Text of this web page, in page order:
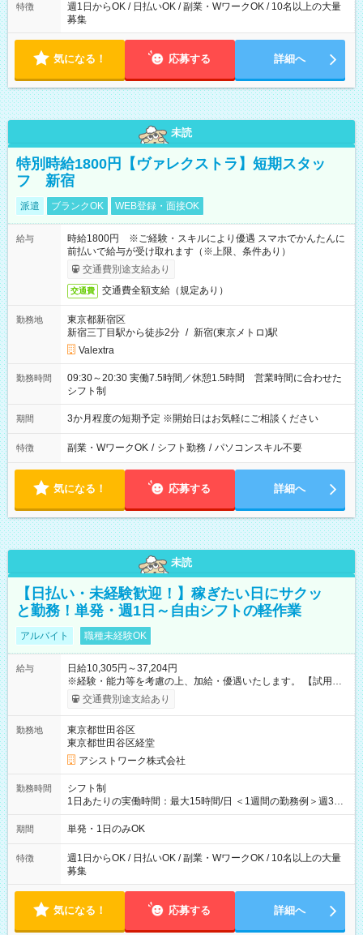
特徴
週1日からOK / 日払いOK / 副業・WワークOK / 10名以上の大量
募集
気になる！ 応募する 詳細へ
未読
特別時給1800円【ヴァレクストラ】短期スタッ
フ 新宿
派遣 ブランクOK WEB登録・面接OK
給与
時給1800円 ※ご経験・スキルにより優遇 スマホでかんたんに
前払いで給与が受け取れます（※上限、条件あり）
交通費別途支給あり
交通費 交通費全額支給（規定あり）
勤務地
東京都新宿区
新宿三丁目駅から徒歩2分 / 新宿(東京メトロ)駅
Valextra
勤務時間
09:30～20:30 実働7.5時間／休憩1.5時間 営業時間に合わせた
シフト制
期間 3か月程度の短期予定 ※開始日はお気軽にご相談ください
特徴 副業・WワークOK / シフト勤務 / パソコンスキル不要
気になる！ 応募する 詳細へ
未読
【日払い・未経験歓迎！】稼ぎたい日にサクッ
と勤務！単発・週1日～自由シフトの軽作業
アルバイト 職種未経験OK
給与
日給10,305円～37,204円
※経験・能力等を考慮の上、加給・優遇いたします。 【試用期
間】試用期間なし
交通費別途支給あり
勤務地
東京都世田谷区
東京都世田谷区経堂
アシストワーク株式会社
勤務時間
シフト制
1日あたりの実働時間：最大15時間/日 ＜1週間の勤務例＞週3回
勤務 勤務：月・水・金 休み：火・木・土・日 好きな時にお仕事
可能です！ ※1日あたりの最大実働時間は日勤、夜勤共に勤務し
期間 単発・1日のみOK
特徴
週1日からOK / 日払いOK / 副業・WワークOK / 10名以上の大量
募集
気になる！ 応募する 詳細へ